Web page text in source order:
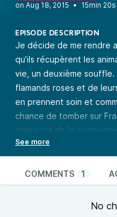
• 15min 20s
EPISODE DESCRIPTION
Je décide de me rendre
qu’ils récupèrent les
vie, un deuxième
flamands roses et de
en prennent soin et
chance de tomber sur
manuscrit de la
avec précision le
de Napoléon…
Remerciements à
leur participation.
COMMENTS 1
No